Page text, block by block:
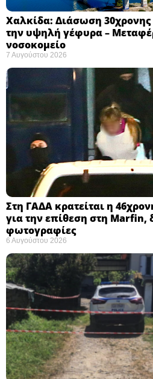
Χαλκίδα: Διάσωση
την υψηλή γέφυρα –
νοσοκομείο ​
7 Αυγούστου 2026
Στη ΓΑΔΑ κρατείται η
για την επίθεση στη Marfin,
φωτογραφίες
6 Αυγούστου 2026